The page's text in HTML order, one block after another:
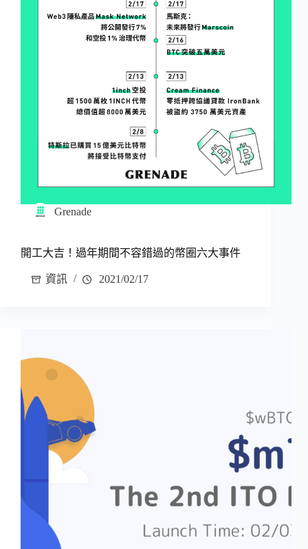
Grenade
開工大吉！過年期間不容錯過的幣圈六大事件
資訊 2021/02/17